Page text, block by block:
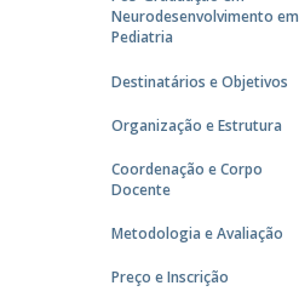
Neurodesenvolvimento em
Pediatria
Destinatários e Objetivos
Organização e Estrutura
Coordenação e Corpo
Docente
Metodologia e Avaliação
Preço e Inscrição